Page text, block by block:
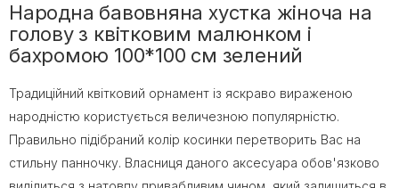
Народна бавовняна хустка жіноча на
голову з квітковим малюнком і
бахромою 100*100 см зелений
Традиційний квітковий орнамент із яскраво вираженою
народністю користується величезною популярністю.
Правильно підібраний колір косинки перетворить Вас на
стильну панночку. Власниця даного аксесуара обов'язково